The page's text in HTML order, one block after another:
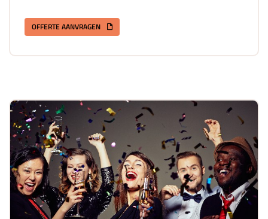
OFFERTE AANVRAGEN